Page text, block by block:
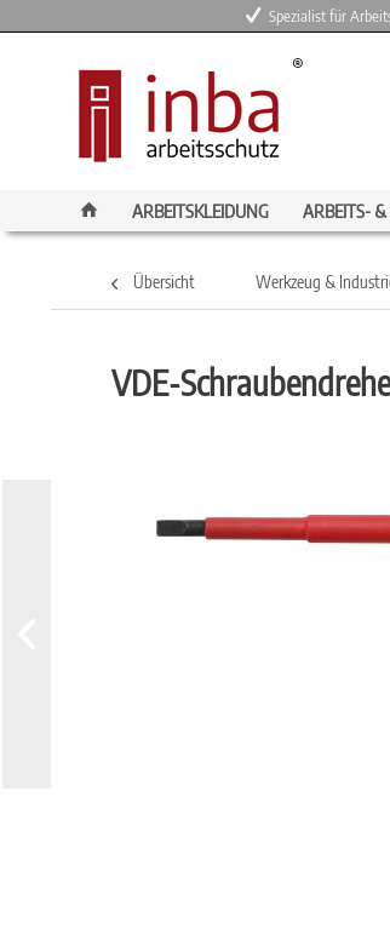
Spezialist für
ARBEITSKLEIDUNG ARBEITS- &
Übersicht Werkzeug &
VDE-